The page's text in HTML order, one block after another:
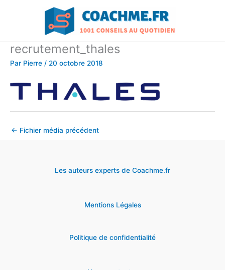
recrutement_thales
Par Pierre / 20 octobre 2018
← Fichier média précédent
Les auteurs experts de Coachme.fr
Mentions Légales
Politique de confidentialité